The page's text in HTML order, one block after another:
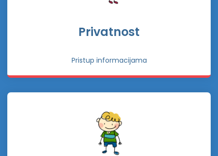
Privatnost
Pristup informacijama